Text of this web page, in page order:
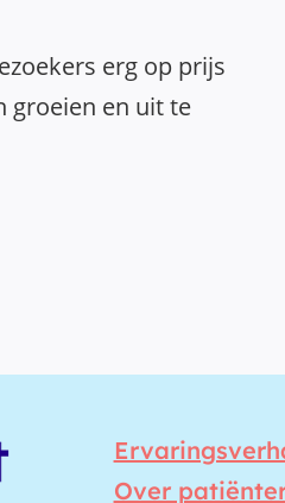
erg op prijs
groeien en uit te
Over